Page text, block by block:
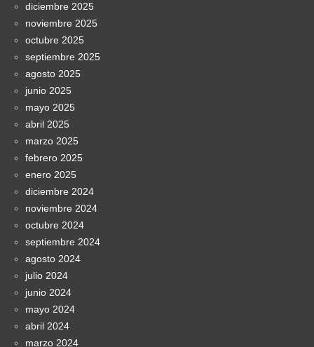
diciembre 2025
noviembre 2025
octubre 2025
septiembre 2025
agosto 2025
junio 2025
mayo 2025
abril 2025
marzo 2025
febrero 2025
enero 2025
diciembre 2024
noviembre 2024
octubre 2024
septiembre 2024
agosto 2024
julio 2024
junio 2024
mayo 2024
abril 2024
marzo 2024